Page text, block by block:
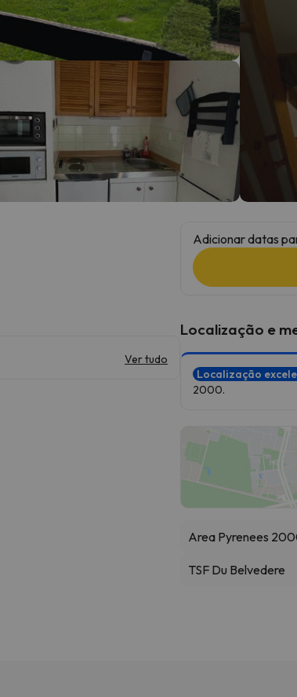
encontrar a sua bússola, estará de volta.
Ver tudo
Adicionar datas
Localização e
Localização
2000.
Area Pyrenees
TSF Du Belvedere